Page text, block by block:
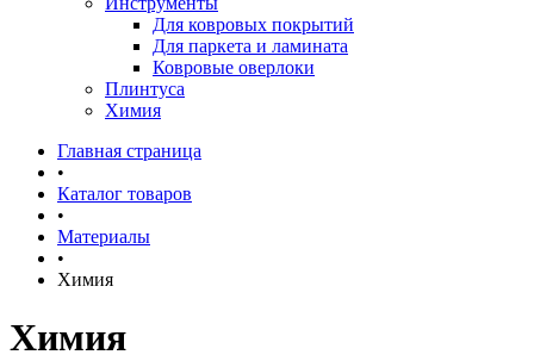
Для ковровых покрытий
Для паркета и ламината
Ковровые оверлоки
Плинтуса
Химия
Главная страница
•
Каталог товаров
•
Материалы
•
Химия
Химия